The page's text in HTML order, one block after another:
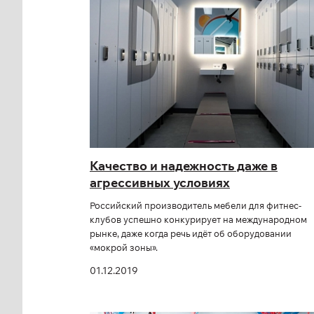
Качество и надежность даже в
агрессивных условиях
Российский производитель мебели для фитнес-
клубов успешно конкурирует на международном
рынке, даже когда речь идёт об оборудовании
«мокрой зоны».
01.12.2019